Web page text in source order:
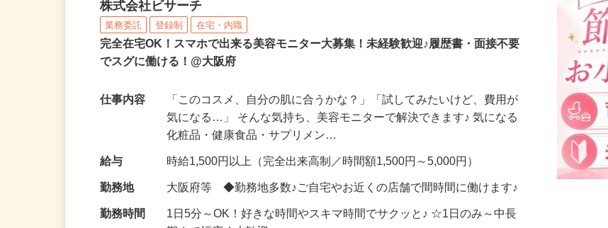
株式会社ビサーチ
業務委託 登録制 在宅・内職
完全在宅OK！スマホで出来る美容モニター大募集！未経験歓迎♪履歴書・面接不要
「このコスメ、自分の肌に合うかな？」「試してみたいけど、費用が
気になる…」 そんな気持ち、美容モニターで解決できます♪ 気になる
化粧品・健康食品・サプリメン…
給与 時給1,500円以上（完全出来高制／時間額1,500円～5,000円）
勤務地 大阪府等 ◆勤務地多数♪ご自宅やお近くの店舗で間時間に働けます♪